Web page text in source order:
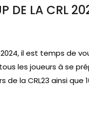
DE LA CRL
il est temps de
les joueurs à se
la CRL23 ainsi que